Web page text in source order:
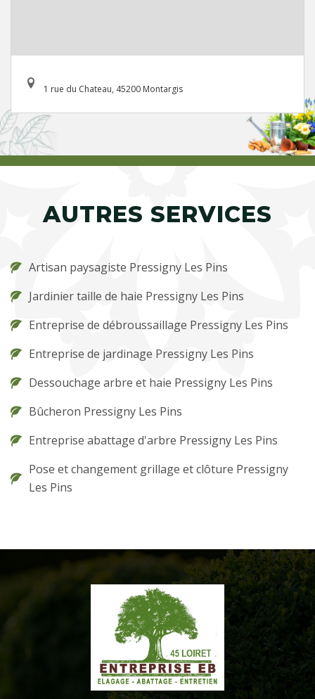
1 rue du Chateau, 45200 Montargis
AUTRES SERVICES
Artisan paysagiste Pressigny Les Pins
Jardinier taille de haie Pressigny Les Pins
Entreprise de débroussaillage Pressigny Les Pins
Entreprise de jardinage Pressigny Les Pins
Dessouchage arbre et haie Pressigny Les Pins
Bûcheron Pressigny Les Pins
Entreprise abattage d'arbre Pressigny Les Pins
Pose et changement grillage et clôture Pressigny
Les Pins